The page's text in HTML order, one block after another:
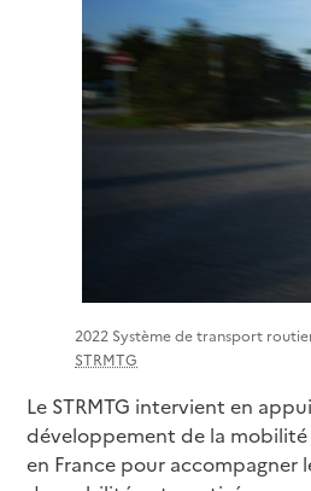
2022 Système de transport
STRMTG
Le STRMTG intervient en
développement de la
en France pour accompagner